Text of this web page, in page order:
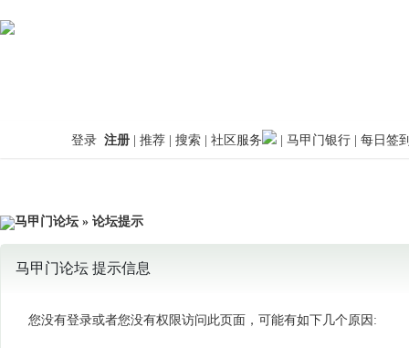
登录 注册 推荐 搜索 社区服务 马甲门银行 每日签
马甲门论坛 » 论坛提示
马甲门论坛 提示信息
您没有登录或者您没有权限访问此页面，可能有如下几个原因: